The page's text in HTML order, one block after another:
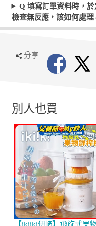
Q 填寫訂單資料時，
檢查無反應，該如何處理
分享
別人也買
【ikiiki伊崎】飛旋式果